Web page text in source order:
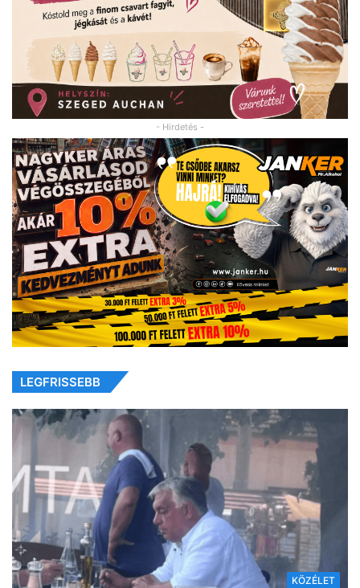
- Hirdetés -
LEGFRISSEBB
KÖZÉLET